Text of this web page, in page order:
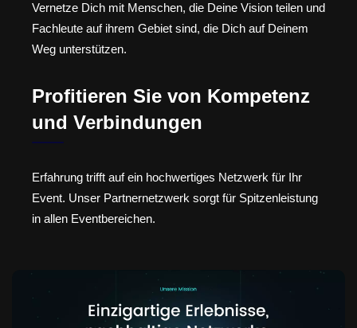
Vernetze Dich mit Menschen, die Deine Vision teilen und
Fachleute auf ihrem Gebiet sind, die Dich auf Deinem
Weg unterstützen.
Profitieren Sie von Kompetenz
und Verbindungen
Erfahrung trifft auf ein hochwertiges Netzwerk für Ihr
Event. Unser Partnernetzwerk sorgt für Spitzenleistung
in allen Eventbereichen.